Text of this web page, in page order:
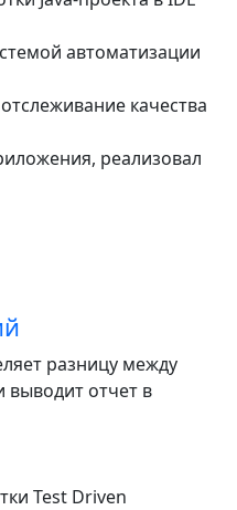
автоматизации
качества
реализовал
разницу между
выводит отчет в
Test Driven